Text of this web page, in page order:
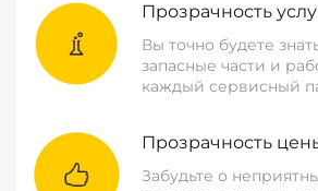
Прозрачность
Вы точно будете
запасные части и
каждый сервисный
Прозрачность
Забудьте о